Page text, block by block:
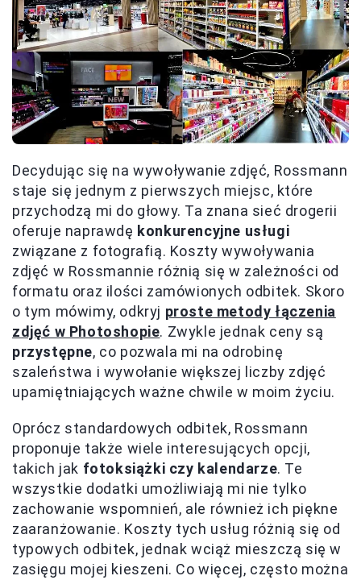
Decydując się na wywoływanie zdjęć, Rossmann
staje się jednym z pierwszych miejsc, które
przychodzą mi do głowy. Ta znana sieć drogerii
oferuje naprawdę konkurencyjne usługi
związane z fotografią. Koszty wywoływania
zdjęć w Rossmannie różnią się w zależności od
formatu oraz ilości zamówionych odbitek. Skoro
o tym mówimy, odkryj proste metody łączenia
zdjęć w Photoshopie. Zwykle jednak ceny są
przystępne, co pozwala mi na odrobinę
szaleństwa i wywołanie większej liczby zdjęć
upamiętniających ważne chwile w moim życiu.
Oprócz standardowych odbitek, Rossmann
proponuje także wiele interesujących opcji,
takich jak fotoksiążki czy kalendarze. Te
wszystkie dodatki umożliwiają mi nie tylko
zachowanie wspomnień, ale również ich piękne
zaaranżowanie. Koszty tych usług różnią się od
typowych odbitek, jednak wciąż mieszczą się w
zasięgu mojej kieszeni. Co więcej, często można